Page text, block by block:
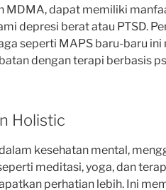
MDMA, dapat memiliki
depresi berat atau PTSD.
seperti MAPS baru-baru ini
dengan terapi berbasis
Holistic
kesehatan mental,
meditasi, yoga, dan
perhatian lebih. Ini